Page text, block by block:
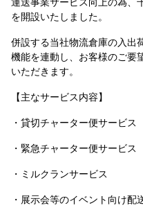
を開設いたしました。
併設する当社物流倉庫の入出
機能を連動し、お客様のご要
いただきます。
【主なサービス内容】
・貸切チャーター便サービス
・緊急チャーター便サービス
・ミルクランサービス
・展示会等のイベント向け配